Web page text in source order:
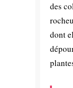
des
dont